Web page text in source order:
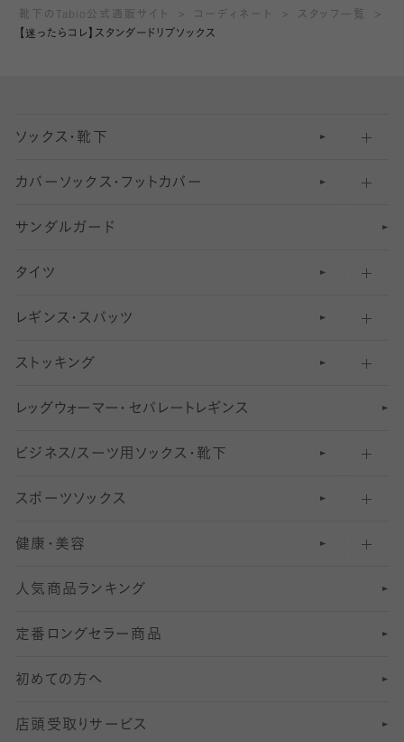
靴下のTabio公式通販サイト コーディネート
スタッフ一覧
【迷ったらコレ】スタンダードリブソックス
ソックス・靴下
五本指ソックス・靴下
足袋ソックス・靴下
無地・プレーンソックス・靴下
柄ソックス・靴下
スニーカー（くるぶし）用ソックス
アンクル・ショートソックス（くるぶし上）
クルーソックス（ふくらはぎ下）
ハイソックス
オーバーニー・ニーハイソックス
カバーソックス・フットカバー
フットカバー・カバーソックス（深め）
フットカバー・カバーソックス（ふつう）
フットカバー・カバーソックス（浅め）
サンダルガード
タイツ
30デニール以下のタイツ（薄手タイツ）
31〜40デニールタイツ
41〜60デニールタイツ
61〜80デニールタイツ
81 〜110デニールタイツ
111〜210デニールタイツ
211デニールタイツ以上（防寒・厚手タイツ）
レギンス・スパッツ
柄レギンス
無地レギンス
レギンスパンツ（レギパン）
マタニティレギンス
5 分丈
6 分丈レギンス
7 分丈 レギンス
8分丈 レギンス
10分丈 レギンス
ストッキング
伝線しにくいストッキング
ショートストッキング
結婚式用ストッキング
美脚ストッキング
オールスルーストッキング
レッ グ ウォー マー ・ セパレー ト レ ギンス
ビジネス/スーツ用 ソックス・靴下
匠シリーズ
フレッシャーズ向けソックス・靴下
冠婚葬祭向けソックス・靴下
スーツカジュアルソックス・靴下
ロングホーズ
スポーツソックス
ランニングソックス・靴下
ゴルフソックス・靴下
サッカー・フットサル用ソックス
ヨガソックス・靴下
スポーツ用レッグウォーマー
健康・美容
インナーソックス
加圧・着圧ソックス
冷えとり靴下
着圧・加圧タイツ
人気商品ランキング
定番ロングセラー商品
初めての方へ
店頭受取りサービス